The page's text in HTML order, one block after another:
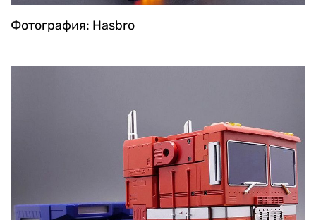
Фотография: Hasbro